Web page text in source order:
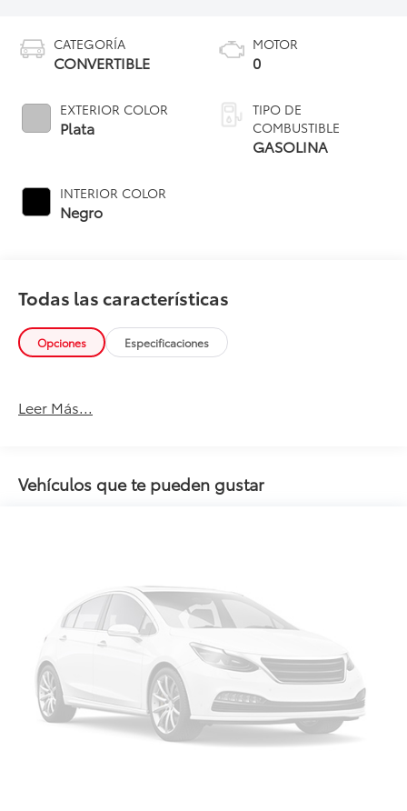
CATEGORÍA
CONVERTIBLE
EXTERIOR COLOR
Plata
INTERIOR COLOR
Negro
MOTOR
0
TIPO DE
COMBUSTIBLE
GASOLINA
Todas las características
Opciones Especificaciones
Leer Más...
Vehículos que te pueden gustar